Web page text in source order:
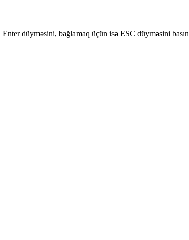
Enter düyməsini, bağlamaq üçün isə ESC düyməsini basın